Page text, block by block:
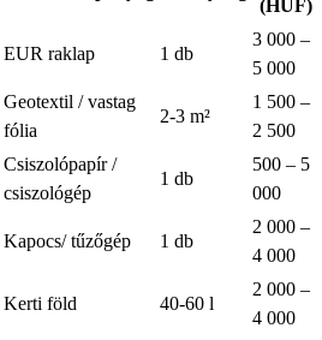
(HUF)
EUR raklap 1 db
3 000 –
5 000
Geotextil / vastag
fólia
2-3 m²
1 500 –
2 500
Csiszolópapír /
csiszológép
1 db
500 – 5
000
Kapocs/ tűzőgép 1 db
2 000 –
4 000
Kerti föld 40-60 l
2 000 –
4 000